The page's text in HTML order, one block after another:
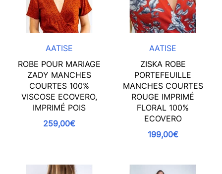
AATISE
ROBE POUR MARIAGE
ZADY MANCHES
COURTES 100%
VISCOSE ECOVERO,
IMPRIMÉ POIS
259,00€
AATISE
ZISKA ROBE
PORTEFEUILLE
MANCHES COURTES
ROUGE IMPRIMÉ
FLORAL 100%
ECOVERO
199,00€